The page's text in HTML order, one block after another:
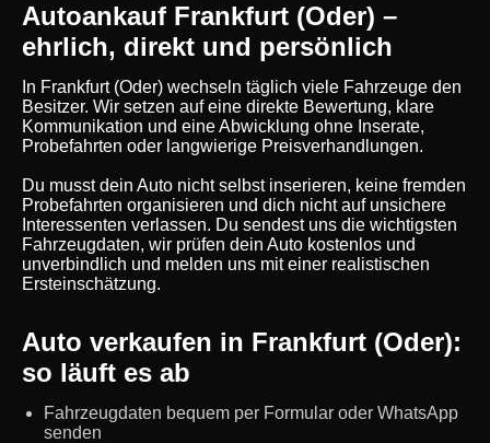
Autoankauf Frankfurt (Oder) –
ehrlich, direkt und persönlich
In Frankfurt (Oder) wechseln täglich viele Fahrzeuge den
Besitzer. Wir setzen auf eine direkte Bewertung, klare
Kommunikation und eine Abwicklung ohne Inserate,
Probefahrten oder langwierige Preisverhandlungen.
Du musst dein Auto nicht selbst inserieren, keine fremden
Probefahrten organisieren und dich nicht auf unsichere
Interessenten verlassen. Du sendest uns die wichtigsten
Fahrzeugdaten, wir prüfen dein Auto kostenlos und
unverbindlich und melden uns mit einer realistischen
Ersteinschätzung.
Auto verkaufen in Frankfurt (Oder):
so läuft es ab
Fahrzeugdaten bequem per Formular oder WhatsApp
senden